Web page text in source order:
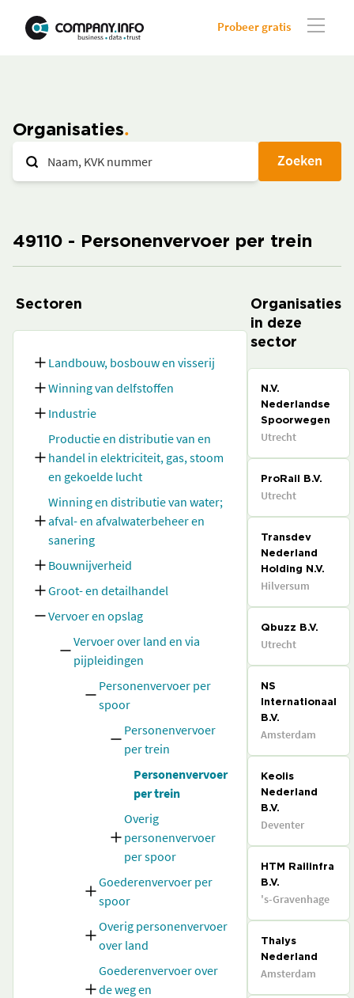
Probeer gratis
Organisaties
Zoeken
49110 - Personenvervoer per trein
Sectoren
Landbouw, bosbouw en visserij
Winning van delfstoffen
Industrie
Productie en distributie van en
handel in elektriciteit, gas, stoom
en gekoelde lucht
Winning en distributie van water;
afval- en afvalwaterbeheer en
sanering
Bouwnijverheid
Groot- en detailhandel
Vervoer en opslag
Vervoer over land en via
pijpleidingen
Personenvervoer per
spoor
Personenvervoer
per trein
Personenvervoer
per trein
Overig
personenvervoer
per spoor
Goederenvervoer per
spoor
Overig personenvervoer
over land
Goederenvervoer over
de weg en
Organisaties
in deze
sector
N.V.
Nederlandse
Spoorwegen
Utrecht
ProRail B.V.
Utrecht
Transdev
Nederland
Holding N.V.
Hilversum
Qbuzz B.V.
Utrecht
NS
Internationaal
B.V.
Amsterdam
Keolis
Nederland
B.V.
Deventer
HTM Railinfra
B.V.
's-Gravenhage
Thalys
Nederland
Amsterdam